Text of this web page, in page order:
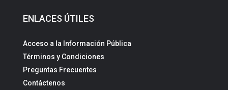
ENLACES ÚTILES
Acceso a la Información Pública
Términos y Condiciones
Preguntas Frecuentes
Contáctenos